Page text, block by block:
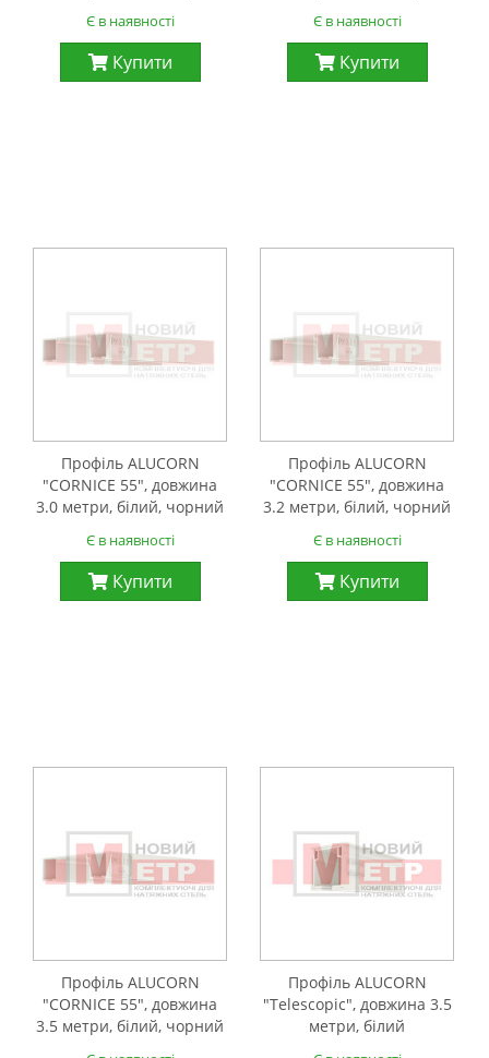
Є в наявності
Купити
Є в наявності
Купити
Профіль ALUCORN
"CORNICE 55", довжина
3.0 метри, білий, чорний
Є в наявності
Купити
Профіль ALUCORN
"CORNICE 55", довжина
3.2 метри, білий, чорний
Є в наявності
Купити
Профіль ALUCORN
"CORNICE 55", довжина
3.5 метри, білий, чорний
Профіль ALUCORN
"Telescopic", довжина 3.5
метри, білий